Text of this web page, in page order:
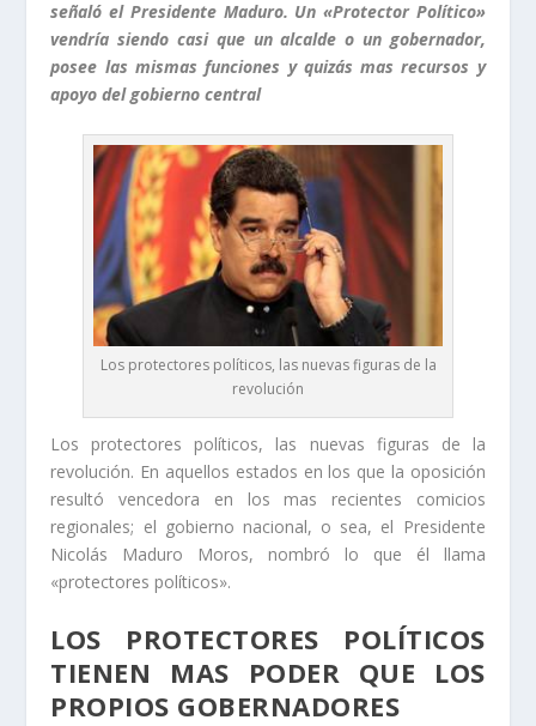
señaló el Presidente Maduro. Un «Protector Político»
vendría siendo casi que un alcalde o un gobernador,
posee las mismas funciones y quizás mas recursos y
apoyo del gobierno central
Los protectores políticos, las nuevas figuras de la
revolución
Los protectores políticos, las nuevas figuras de la
revolución. En aquellos estados en los que la oposición
resultó vencedora en los mas recientes comicios
regionales; el gobierno nacional, o sea, el Presidente
Nicolás Maduro Moros, nombró lo que él llama
«protectores políticos».
LOS PROTECTORES POLÍTICOS
TIENEN MAS PODER QUE LOS
PROPIOS GOBERNADORES